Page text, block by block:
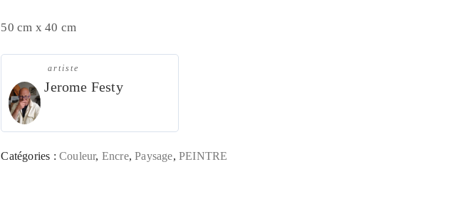
50 cm x 40 cm
artiste
Jerome Festy
Catégories :Couleur, Encre,Paysage,PEINTRE